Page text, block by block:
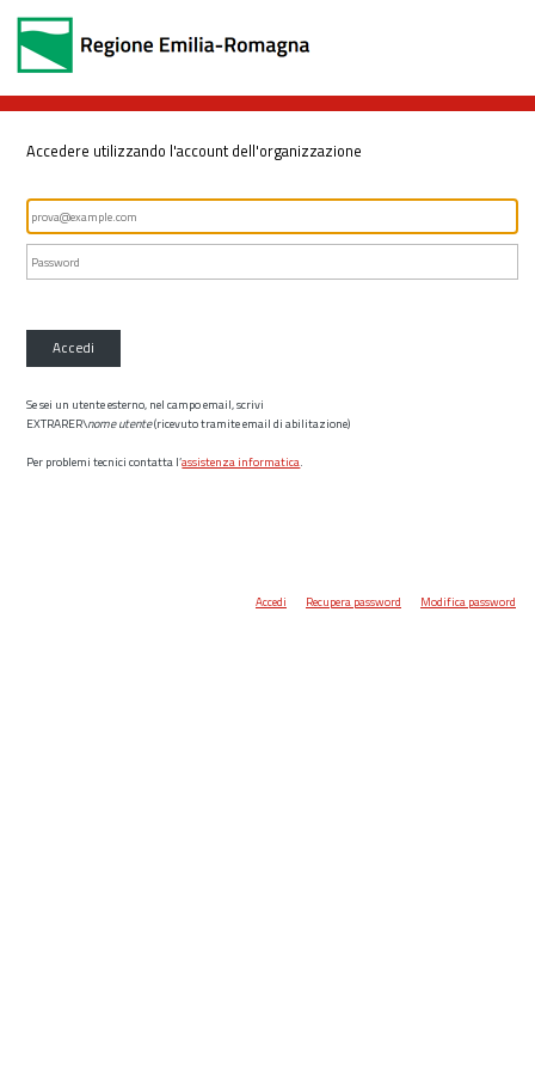
Accedere utilizzando l'account dell'organizzazione
Accedi
Se sei un utente esterno, nel campo email, scrivi
EXTRARER\nome utente(ricevuto tramite email di abilitazione)
Per problemi tecnici contatta l’assistenza informatica.
Accedi Recupera password Modifica password